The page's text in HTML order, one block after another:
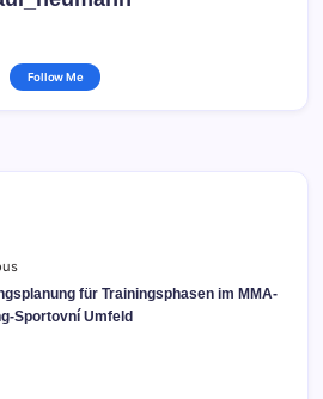
Follow Me
für Trainingsphasen im MMA-
Sportovní Umfeld